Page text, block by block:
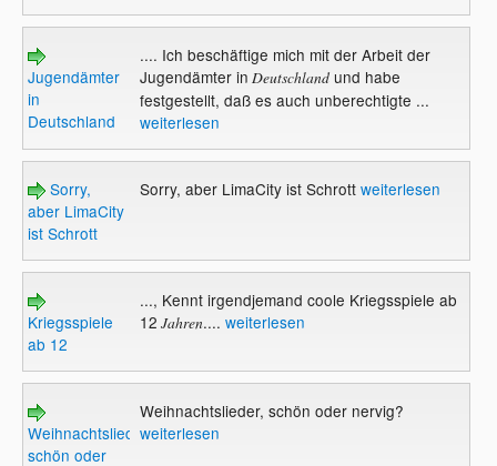
Jugendämter
in
Deutschland
.... Ich beschäftige mich mit der Arbeit der
Jugendämter in Deutschlandund habe
festgestellt, daß es auch unberechtigte ...
weiterlesen
Sorry,
aber LimaCity
ist Schrott
Sorry, aber LimaCity ist Schrott weiterlesen
Kriegsspiele
ab 12
..., Kennt irgendjemand coole Kriegsspiele ab
12 Jahren.... weiterlesen
Weihnachtslieder,
schön oder
Weihnachtslieder, schön oder nervig?
weiterlesen